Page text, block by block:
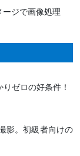
ジで画像処理
ゼロの好条件！
影。初級者向けの